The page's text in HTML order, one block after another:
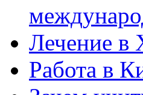
Лечение в
Работа в